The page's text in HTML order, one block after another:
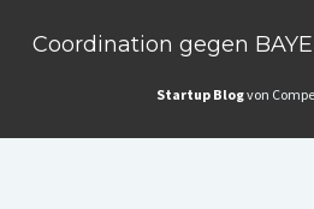
Coordination gegen
Startup Blogvon